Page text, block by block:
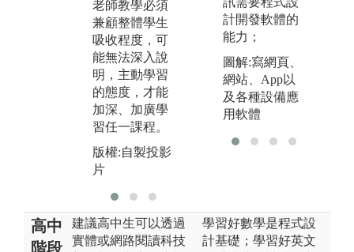
老師教學必須
兼顧整體學生
吸收程度，可
能無法深入說
明，主動學習
的態度，才能
加深、加廣學
習任一課程。
版權:自製投影
片
神、解決問題
的能力；透過
參加全國軟體
競賽 (如ERP實
務競賽) 強化
專業能力。
版權:自拍獲獎
照片
計開發軟體的
能力；
圖解:寫網頁、
網站、App以
及各種設備應
用軟體
高中
階段
建議高中生可以透過
實體或網路閱讀科技
學習好數學是程式設
計基礎；學習好英文